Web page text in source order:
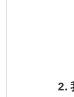
2.